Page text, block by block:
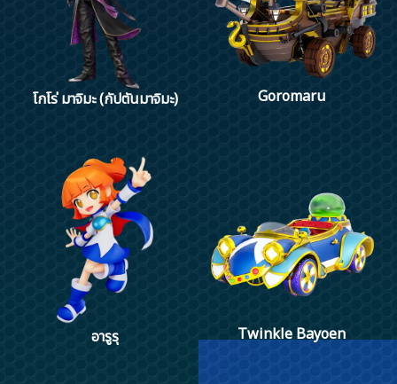
โกโร่ มาจิมะ (กัปตันมาจิมะ) Goromaru
อารูรุ Twinkle Bayoen